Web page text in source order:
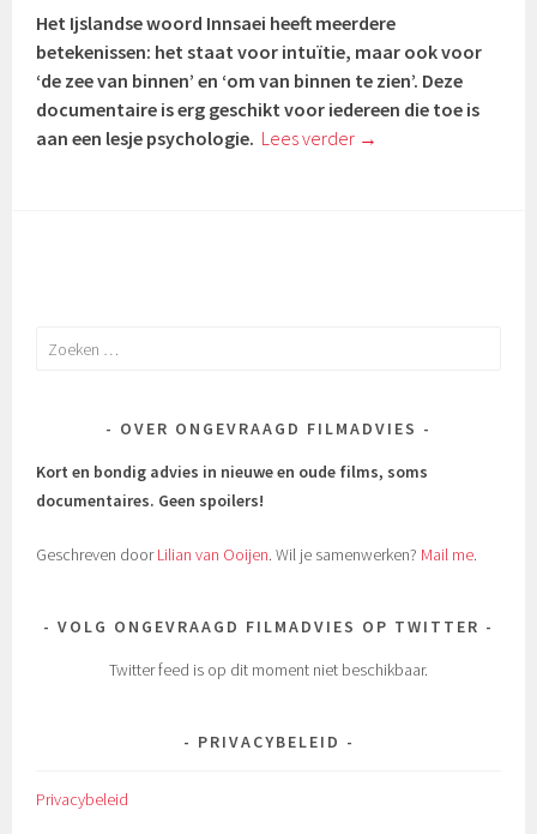
Het Ijslandse woord Innsaei heeft meerdere
betekenissen: het staat voor intuïtie, maar ook voor
‘de zee van binnen’ en ‘om van binnen te zien’. Deze
documentaire is erg geschikt voor iedereen die toe is
aan een lesje psychologie. Lees verder →
Zoeken
OVER ONGEVRAAGD FILMADVIES
Kort en bondig advies in nieuwe en oude films, soms
documentaires. Geen spoilers!
Geschreven doorLilian van Ooijen. Wil je samenwerken? Mail me.
VOLG ONGEVRAAGD FILMADVIES OP TWITTER
Twitter feed is op dit moment niet beschikbaar.
PRIVACYBELEID
Privacybeleid